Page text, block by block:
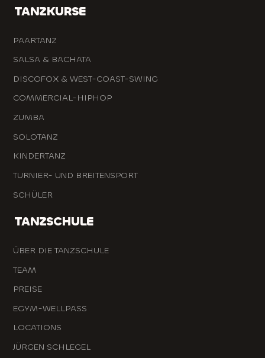
TANZKURSE
PAARTANZ
SALSA & BACHATA
DISCOFOX & WEST-COAST-SWING
COMMERCIAL-HIPHOP
ZUMBA
SOLOTANZ
KINDERTANZ
TURNIER- UND BREITENSPORT
SCHÜLER
TANZSCHULE
ÜBER DIE TANZSCHULE
TEAM
PREISE
EGYM-WELLPASS
LOCATIONS
JÜRGEN SCHLEGEL